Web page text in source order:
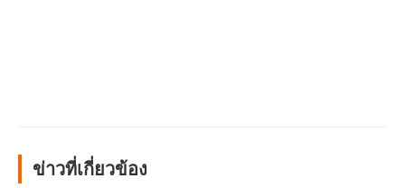
ข่าวที่เกี่ยวข้อง